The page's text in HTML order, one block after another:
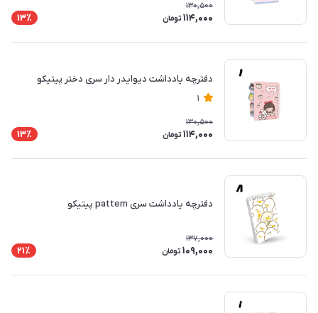
130,500
114,000 تومان 13٪
دفترچه یادداشت دیوایدر دار سری دختر پیتیکو
1
130,500
114,000 تومان 13٪
دفترچه یادداشت سری pattern پیتیکو
137,000
109,000 تومان 21٪